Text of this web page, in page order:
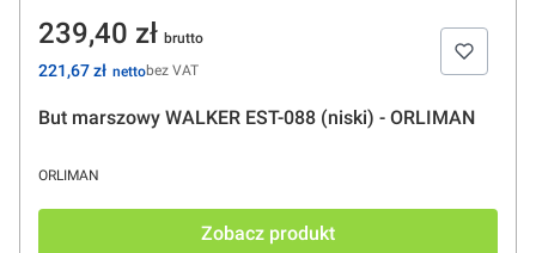
But marszowy WALKER EST-088 (niski) - ORLIMAN
PRODUCENT
ORLIMAN
Cena
239,40 zł
Cena
221,67 zł bez VAT
Zobacz produkt